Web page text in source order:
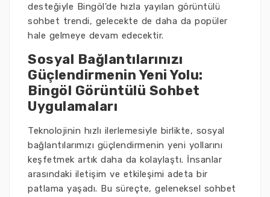
desteğiyle Bingöl'de hızla yayılan görüntülü
sohbet trendi, gelecekte de daha da popüler
hale gelmeye devam edecektir.
Sosyal Bağlantılarınızı
Güçlendirmenin Yeni Yolu:
Bingöl Görüntülü Sohbet
Uygulamaları
Teknolojinin hızlı ilerlemesiyle birlikte, sosyal
bağlantılarımızı güçlendirmenin yeni yollarını
keşfetmek artık daha da kolaylaştı. İnsanlar
arasındaki iletişim ve etkileşimi adeta bir
patlama yaşadı. Bu süreçte, geleneksel sohbet